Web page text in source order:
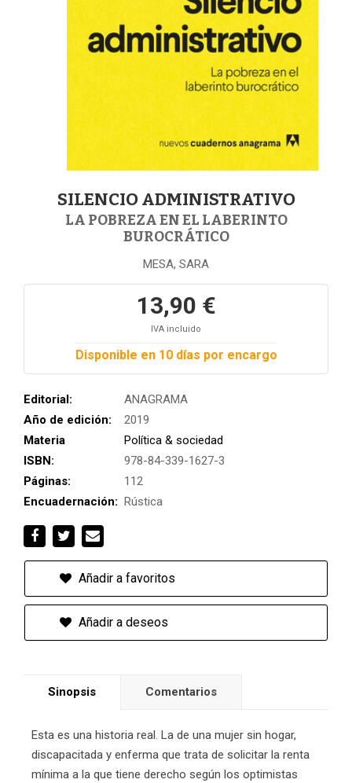
SILENCIO ADMINISTRATIVO
LA POBREZA EN EL LABERINTO
BUROCRÁTICO
MESA, SARA
13,90 €
IVA incluido
Disponible en 10 días por encargo
Editorial:
ANAGRAMA
Año de edición:
2019
Materia
Política & sociedad
ISBN:
978-84-339-1627-3
Páginas:
112
Encuadernación: Rústica
Añadir a favoritos
Añadir a deseos
Sinopsis Comentarios
Esta es una historia real. La de una mujer sin hogar,
discapacitada y enferma que trata de solicitar la renta
mínima a la que tiene derecho según los optimistas